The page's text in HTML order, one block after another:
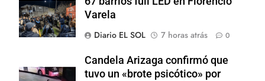
Varela
Diario EL SOL
7 horas atrás 0
Candela Arizaga confirmó que
tuvo un «brote psicótico» por